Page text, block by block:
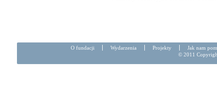
O fundacji Wydarzenia Projekty
Jak nam
© 2011